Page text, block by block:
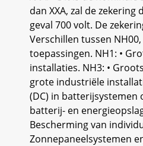
dan XXA, zal de
geval 700 volt. De
Verschillen tussen
toepassingen. NH1: •
installaties. NH3: •
grote industriële
(DC) in batterijsystemen
batterij- en
Bescherming van
Zonnepaneelsystemen